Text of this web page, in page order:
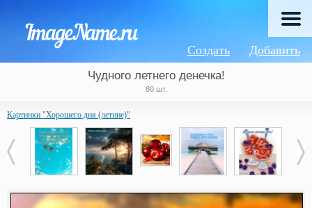
Добавить
Создать
Чудного летнего денечка!
80 шт.
Картинки "Хорошего дня (летние)"